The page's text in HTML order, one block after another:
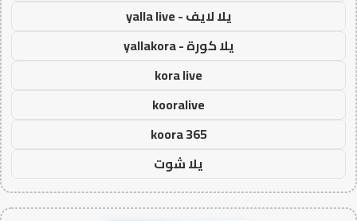
يلا لايف - yalla live
يلا كورة - yallakora
kora live
kooralive
koora 365
يلا شوت